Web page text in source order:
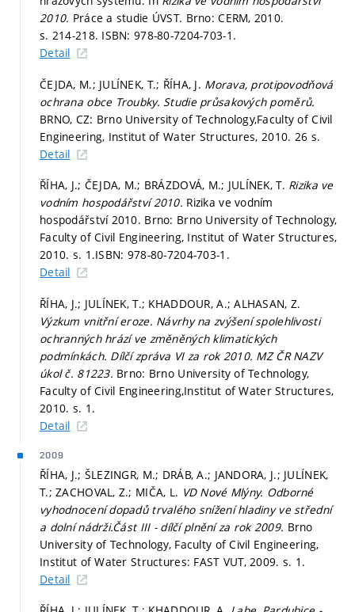
2010. Práce a studie ÚVST. Brno: CERM, 2010.
s. 214-218. ISBN: 978-80-7204-703-1.
Detail
ČEJDA, M.; JULÍNEK, T.; ŘÍHA, J. Morava, protipovodňová
ochrana obce Troubky. Studie průsakových poměrů.
BRNO, CZ: Brno University of Technology,Faculty of Civil
Engineering, Institut of Water Structures, 2010. 26 s.
Detail
ŘÍHA, J.; ČEJDA, M.; BRÁZDOVÁ, M.; JULÍNEK, T. Rizika ve
vodním hospodářství 2010. Rizika ve vodním
hospodářství 2010. Brno: Brno University of Technology,
Faculty of Civil Engineering, Institut of Water Structures,
2010. s. 1.ISBN: 978-80-7204-703-1.
Detail
ŘÍHA, J.; JULÍNEK, T.; KHADDOUR, A.; ALHASAN, Z.
Výzkum vnitřní eroze. Návrhy na zvýšení spolehlivosti
ochranných hrází ve změněných klimatických
podmínkách. Dílčí zpráva VI za rok 2010. MZ ČR NAZV
úkol č. 81223. Brno: Brno University of Technology,
Faculty of Civil Engineering,Institut of Water Structures,
2010. s. 1.
Detail
2009
ŘÍHA, J.; ŠLEZINGR, M.; DRÁB, A.; JANDORA, J.; JULÍNEK,
T.; ZACHOVAL, Z.; MIČA, L. VD Nové Mlýny. Odborné
vyhodnocení dopadů trvalého snížení hladiny ve střední
a dolní nádrži.Část III - dílčí plnění za rok 2009. Brno
University of Technology, Faculty of Civil Engineering,
Institut of Water Structures: FAST VUT, 2009. s. 1.
Detail